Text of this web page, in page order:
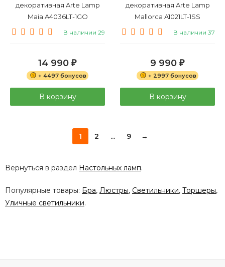
декоративная Arte Lamp
Maia A4036LT-1GO
В наличии 29
14 990 ₽
+ 4497 бонусов
В корзину
декоративная Arte Lamp
Mallorca A1021LT-1SS
В наличии 37
9 990 ₽
+ 2997 бонусов
В корзину
1 2 ... 9 →
Вернуться в раздел Настольных ламп.
Популярные товары: Бра, Люстры, Светильники, Торшеры,
Уличные светильники.